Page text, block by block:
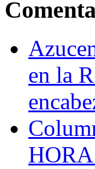
en la